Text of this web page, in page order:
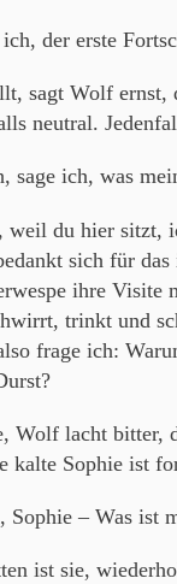
ich, der erste
sagt Wolf
neutral.
sage ich, was
weil du hier sitzt,
sich für
ihre Visite
trinkt und
frage ich:
Wolf lacht bitter,
kalte Sophie ist
Sophie – Was ist
ist sie,